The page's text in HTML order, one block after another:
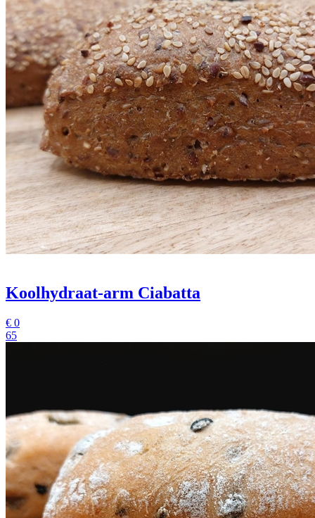
Koolhydraat-arm Ciabatta
€ 0
65